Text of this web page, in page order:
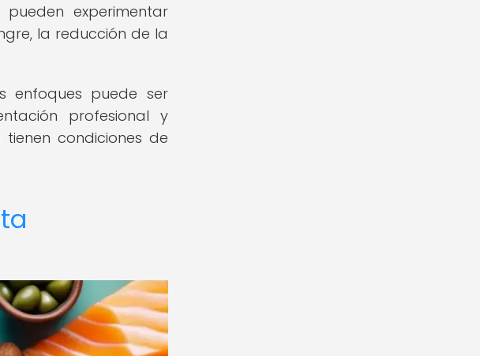
experimentar
la reducción de la
enfoques puede ser
profesional y
condiciones de